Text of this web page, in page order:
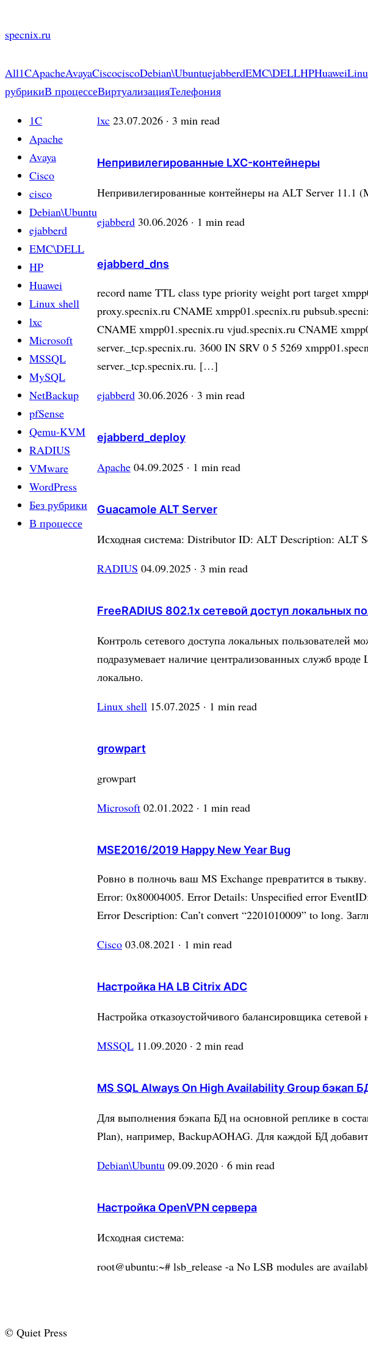
to
specnix.ru
All1CApacheAvayaCiscociscoDebian\UbuntuejabberdEMC\DELLHPHuawei
рубрикиВ процессеВиртуализацияТелефония
1C
Apache
Avaya
Cisco
cisco
Debian\Ubuntu
ejabberd
EMC\DELL
HP
Huawei
Linux shell
lxc
Microsoft
MSSQL
MySQL
NetBackup
pfSense
Qemu-KVM
RADIUS
VMware
WordPress
Без рубрики
В процессе
lxc 23.07.2026 · 3 min read
Непривилегированные LXC-контейнеры
Непривилегированные контейнеры на ALT Server 11.1
ejabberd 30.06.2026 · 1 min read
ejabberd_dns
record name TTL class type priority weight port target
proxy.specnix.ru CNAME xmpp01.specnix.ru
CNAME xmpp01.specnix.ru vjud.specnix.ru CNAME
server._tcp.specnix.ru. 3600 IN SRV 0 5 5269
server._tcp.specnix.ru. […]
ejabberd 30.06.2026 · 3 min read
ejabberd_deploy
Apache 04.09.2025 · 1 min read
Guacamole ALT Server
Исходная система: Distributor ID: ALT Description: ALT
RADIUS 04.09.2025 · 3 min read
FreeRADIUS 802.1x сетевой доступ локальных
Контроль сетевого доступа локальных пользователей
подразумевает наличие централизованных служб
локально.
Linux shell 15.07.2025 · 1 min read
growpart
growpart
Microsoft 02.01.2022 · 1 min read
MSE2016/2019 Happy New Year Bug
Ровно в полночь ваш MS Exchange превратится в
Error: 0x80004005. Error Details: Unspecified error
Error Description: Can’t convert “2201010009” to long.
Cisco 03.08.2021 · 1 min read
Настройка HA LB Citrix ADC
Настройка отказоустойчивого балансировщика сетевой
MSSQL 11.09.2020 · 2 min read
MS SQL Always On High Availability Group бэкап
Для выполнения бэкапа БД на основной реплике в
Plan), например, BackupAOHAG. Для каждой БД
Debian\Ubuntu 09.09.2020 · 6 min read
Настройка OpenVPN сервера
Исходная система:
root@ubuntu:~# lsb_release -a No LSB modules are
© Quiet Press